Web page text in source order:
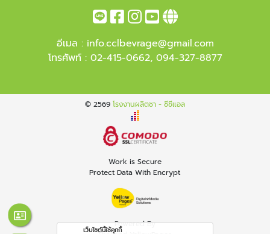
อีเมล : info.cclbevrage@gmail.com
โทรศัพท์ : 02-415-0662, 094-327-8877
© 2569 โรงงานผลิตชา - ซีซีแอล
Work is Secure
Protect Data With Encrypt
Powered By
เว็บไซต์นี้ใช้คุกกี้